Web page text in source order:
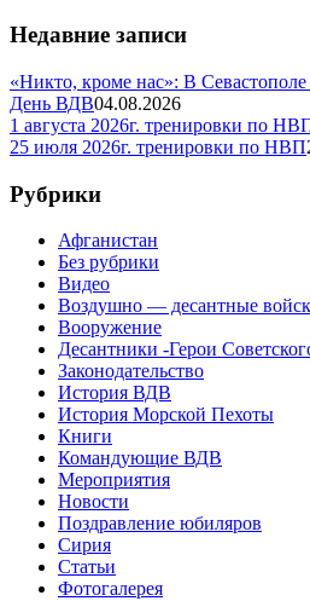
Недавние записи
«Никто, кроме нас»: В
День ВДВ04.08.2026
1 августа 2026г. тренировки по
25 июля 2026г. тренировки по НВП
Рубрики
Афганистан
Без рубрики
Видео
Воздушно — десантные
Вооружение
Десантники -Герои
Законодательство
История ВДВ
История Морской Пехоты
Книги
Командующие ВДВ
Мероприятия
Новости
Поздравление юбиляров
Сирия
Статьи
Фотогалерея